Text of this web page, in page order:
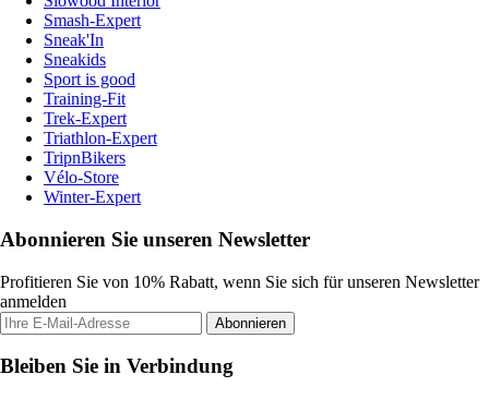
Smash-Expert
Sneak'In
Sneakids
Sport is good
Training-Fit
Trek-Expert
Triathlon-Expert
TripnBikers
Vélo-Store
Winter-Expert
Abonnieren Sie unseren Newsletter
Profitieren Sie von 10% Rabatt, wenn Sie sich für unseren Newsletter
anmelden
Abonnieren
Bleiben Sie in Verbindung